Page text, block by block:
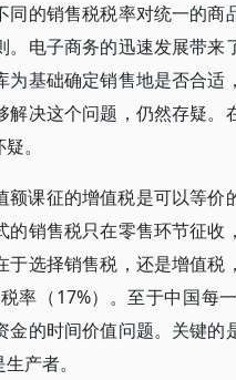
的销售税税率对统一的商
电子商务的迅速发展带来
基础确定销售地是否合适
决这个问题，仍然存疑。
。
课征的增值税是可以等价
销售税只在零售环节征收
选择销售税，还是增值税
率（17%）。至于中国每
的时间价值问题。关键的
产者。